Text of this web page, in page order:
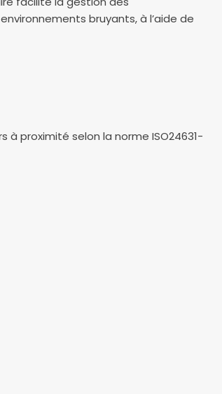
bruyants, à l’aide de
proximité selon la norme ISO24631-